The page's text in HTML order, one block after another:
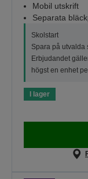
Mobil utskrift
Separata
Skolstart
Spara på utvalda
Erbjudandet
högst en enhet
I lager